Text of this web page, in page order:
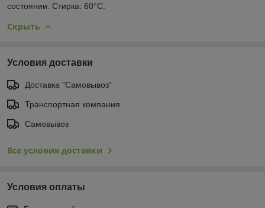
состоянии. Стирка: 60°C.
Скрыть
Условия доставки
Доставка "Самовывоз"
Транспортная компания
Самовывоз
Все условия доставки
Условия оплаты